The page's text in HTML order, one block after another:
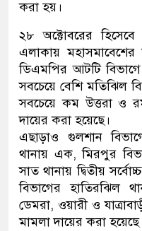
করা হয়।
২৮ অক্টোবরের হিসেবে
এলাকায়
ডিএমপির আটটি
সবচেয়ে বেশি মতিঝিল
সবচেয়ে কম উত্তরা ও
দায়ের করা হয়েছে।
এছাড়াও গুলশান
থানায় এক, মিরপুর
সাত থানায় দ্বিতীয়
বিভাগের হাতিরঝিল
ডেমরা, ওয়ারী ও
মামলা দায়ের করা